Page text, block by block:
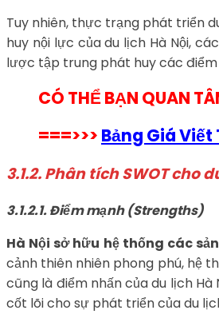
Tuy nhiên, thực trạng phát triển
huy nội lực của du lịch Hà Nội,
lược tập trung phát huy các
CÓ THỂ BẠN QUAN
===>>> Bảng Giá
3.1.2. Phân tích SWOT
3.1.2.1. Điểm mạnh (Strengths)
Hà Nội sở hữu hệ thống các
cảnh thiên nhiên phong phú, hệ
cũng là điểm nhấn của du lịch Hà
cốt lõi cho sự phát triển của du